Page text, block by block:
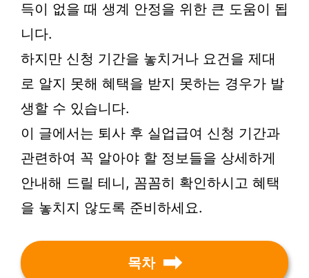
득이 없을 때 생계 안정을 위한 큰 도움이 됩
니다.
하지만 신청 기간을 놓치거나 요건을 제대
로 알지 못해 혜택을 받지 못하는 경우가 발
생할 수 있습니다.
이 글에서는 퇴사 후 실업급여 신청 기간과
관련하여 꼭 알아야 할 정보들을 상세하게
안내해 드릴 테니, 꼼꼼히 확인하시고 혜택
을 놓치지 않도록 준비하세요.
목차